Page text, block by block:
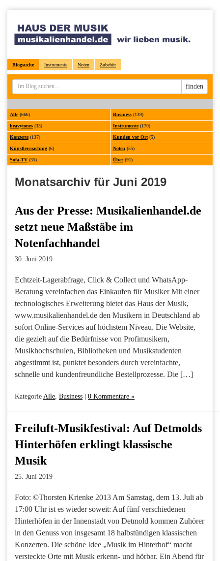
Blogsuche Instrumente Noten Zubehör
Sucheingabe
finden
Alle(666) Business(139)
heavytones (33) Instrumente(170)
Konzerte(137) Kunden vor Ort(5)
Künstlercoaching (6) Noten (55)
Sofa-TV (35) Über(91)
Monatsarchiv für Juni 2019
Aus der Presse: Musikalienhandel.de
setzt neue Maßstäbe im
Notenfachhandel
30. Juni 2019
Echtzeit-Lagerabfrage, Click & Collect und WhatsApp-
Beratung vereinfachen das Einkaufen für Musiker Mit einer
technologisches Erweiterung bietet das Haus der Musik,
www.musikalienhandel.de den Musikern in Deutschland ab
sofort Online-Services auf höchstem Niveau. Die Website,
die gezielt auf die Bedürfnisse von Profimusikern,
Musikhochschulen, Bibliotheken und Musikstudenten
abgestimmt ist, punktet besonders durch vereinfachte,
schnelle und kundenfreundliche Bestellprozesse. Die […]
Kategorie Alle Business 0 Kommentare »
Freiluft-Musikfestival: Auf Detmolds
Hinterhöfen erklingt klassische
Musik
25. Juni 2019
Foto: ©Thorsten Krienke 2013 Am Samstag, dem 13. Juli ab
17:00 Uhr ist es wieder soweit: Auf fünf verschiedenen
Hinterhöfen in der Innenstadt von Detmold kommen Zuhörer
in den Genuss von insgesamt 18 halbstündigen klassischen
Konzerten. Die schöne Idee „Musik im Hinterhof“ macht
versteckte Orte mit Musik erkenn- und hörbar. Ein Abend für